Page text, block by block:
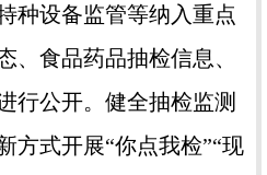
种设备监管等纳入重点
、食品药品抽检信息、
行公开。健全抽检监测
方式开展“你点我检”“现